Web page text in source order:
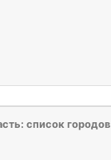
список городов